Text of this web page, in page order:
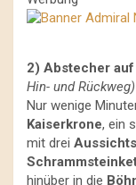
2) Abstecher
Hin- und Rückweg)
Nur wenige
Kaiserkrone, ein
mit drei
hinüber in die